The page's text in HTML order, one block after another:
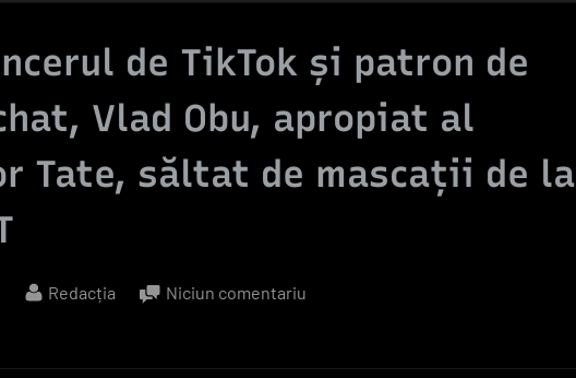
de TikTok și patron de
Vlad Obu, apropiat al
Tate, săltat de mascații de la
By
Redacția Niciun comentariu